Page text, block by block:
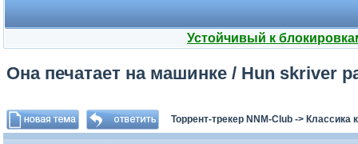
Устойчивый к
Она печатает на машинке / Hun skriver
Торрент-трекер NNM-Club -> Классика